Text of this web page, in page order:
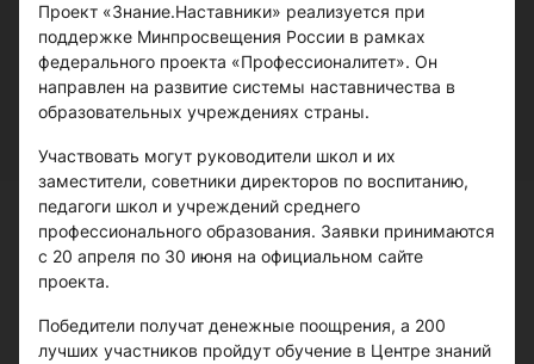
Проект «Знание.Наставники» реализуется при
поддержке Минпросвещения России в рамках
федерального проекта «Профессионалитет». Он
направлен на развитие системы наставничества в
образовательных учреждениях страны.
Участвовать могут руководители школ и их
заместители, советники директоров по воспитанию,
педагоги школ и учреждений среднего
профессионального образования. Заявки принимаются
с 20 апреля по 30 июня на официальном сайте
проекта.
Победители получат денежные поощрения, а 200
лучших участников пройдут обучение в Центре знаний